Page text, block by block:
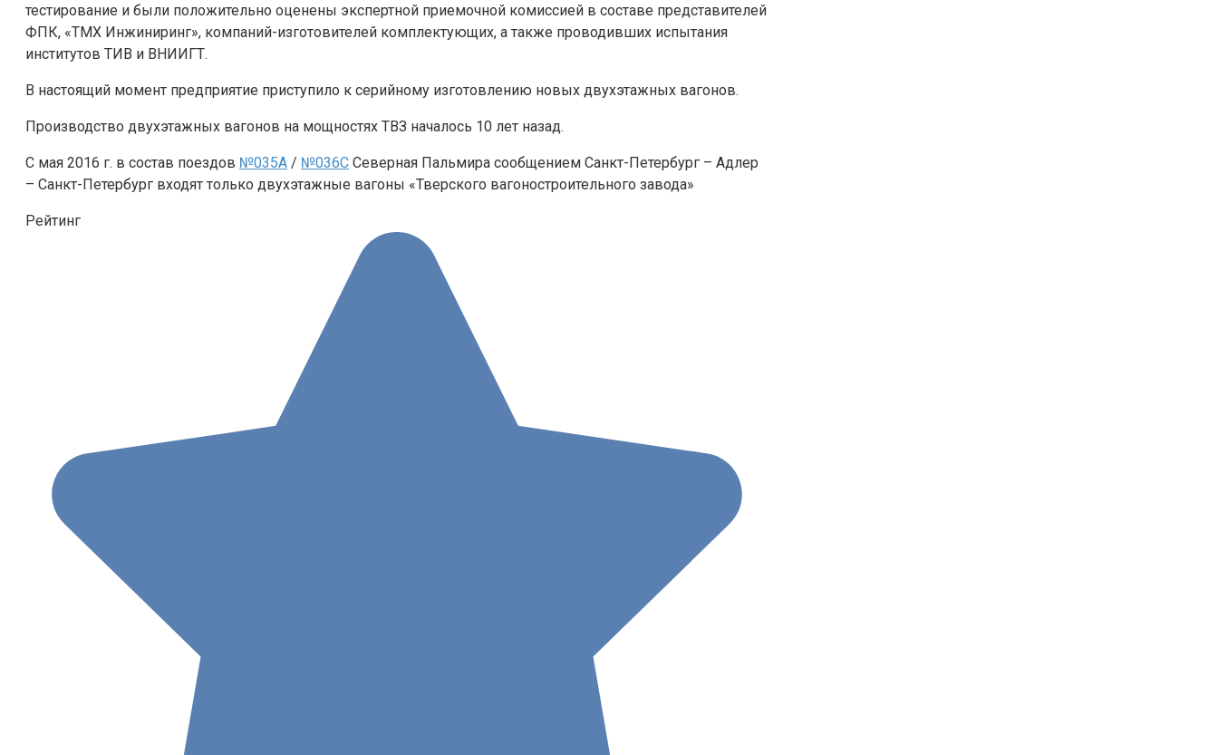
тестирование и были положительно оценены экспертной приемочной комиссией в составе представителей
ФПК, «ТМХ Инжиниринг», компаний-изготовителей комплектующих, а также проводивших испытания
институтов ТИВ и ВНИИГТ.
В настоящий момент предприятие приступило к серийному изготовлению новых двухэтажных вагонов.
Производство двухэтажных вагонов на мощностях ТВЗ началось 10 лет назад.
С мая 2016 г. в состав поездов №035А / №036С Северная Пальмира сообщением Санкт-Петербург – Адлер
– Санкт-Петербург входят только двухэтажные вагоны «Тверского вагоностроительного завода»
Рейтинг